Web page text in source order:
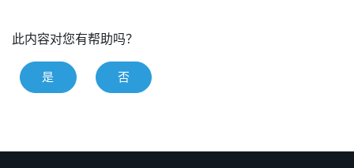
此内容对您有帮助吗？
是 否